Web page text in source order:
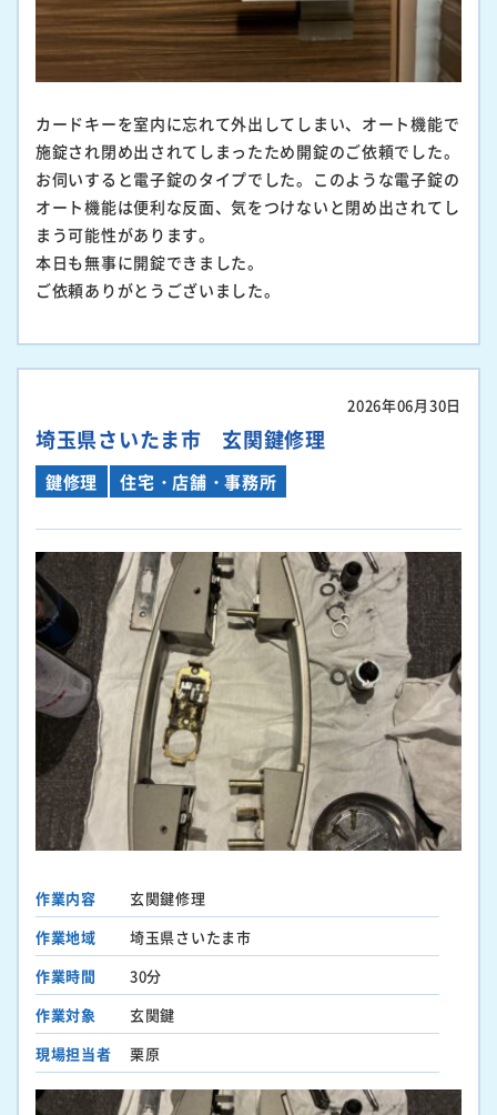
カードキーを室内に忘れて外出してしまい、オート機能で
施錠され閉め出されてしまったため開錠のご依頼でした。
お伺いすると電子錠のタイプでした。このような電子錠の
オート機能は便利な反面、気をつけないと閉め出されてし
まう可能性があります。
本日も無事に開錠できました。
ご依頼ありがとうございました。
2026年06月30日
埼玉県さいたま市 玄関鍵修理
鍵修理 住宅・店舗・事務所
作業内容
玄関鍵修理
作業地域
埼玉県さいたま市
作業時間
30分
作業対象
玄関鍵
現場担当者
栗原